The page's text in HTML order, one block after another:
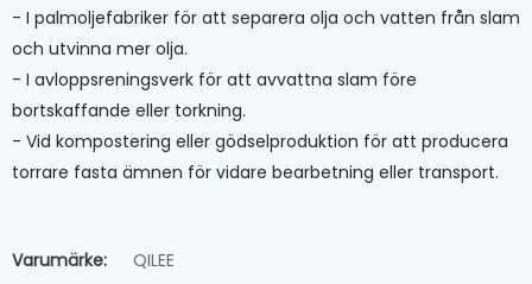
- I palmoljefabriker för att separera olja och vatten från slam
och utvinna mer olja.
- I avloppsreningsverk för att avvattna slam före
bortskaffande eller torkning.
- Vid kompostering eller gödselproduktion för att producera
torrare fasta ämnen för vidare bearbetning eller transport.
Varumärke:
QILEE